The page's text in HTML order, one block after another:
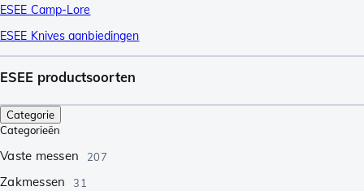
ESEE Camp-Lore
ESEE Knives aanbiedingen
ESEE productsoorten
Categorie
Categorieën
Vaste messen 207
Zakmessen 31